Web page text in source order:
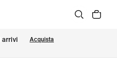
arrivi Acquista